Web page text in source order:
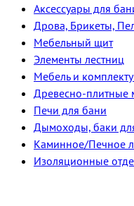
Аксессуары для
Дрова, Брикеты,
Мебельный щит
Элементы лестниц
Мебель и
Древесно-плитные
Печи для бани
Дымоходы, баки
Каминное/Печное
Изоляционные